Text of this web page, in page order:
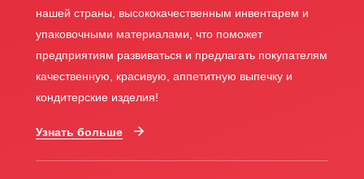
нашей страны, высококачественным инвентарем и
упаковочными материалами, что поможет
предприятиям развиваться и предлагать покупателям
качественную, красивую, аппетитную выпечку и
кондитерские изделия!
Узнать больше